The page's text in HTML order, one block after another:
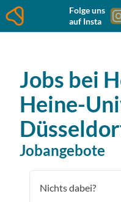
Folge uns
auf Insta
Jobs bei
Heine-
Jobangebote
Nichts dabei?